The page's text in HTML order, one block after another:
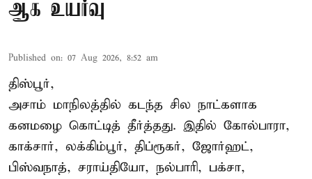
ஆக உயர்வு
Published on: 07 Aug 2026, 8:52 am
திஸ்பூர்,
அசாம் மாநிலத்தில் கடந்த சில நாட்களாக
கனமழை கொட்டித் தீர்த்தது. இதில் கோல்பாரா,
காக்சார், லக்கிம்பூர், திப்ரூகர், ஜோர்ஹட்,
பிஸ்வநாத், சராய்தியோ, நல்பாரி, பக்சா,